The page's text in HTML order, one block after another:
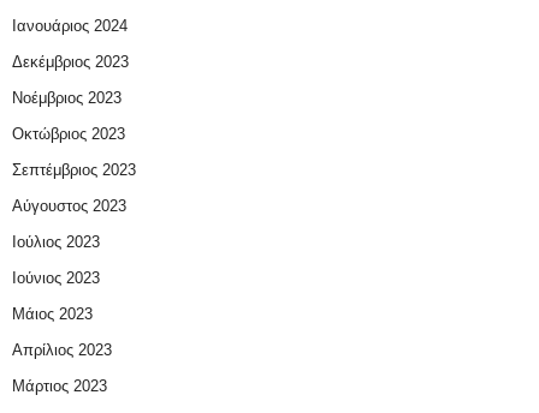
Ιανουάριος 2024
Δεκέμβριος 2023
Νοέμβριος 2023
Οκτώβριος 2023
Σεπτέμβριος 2023
Αύγουστος 2023
Ιούλιος 2023
Ιούνιος 2023
Μάιος 2023
Απρίλιος 2023
Μάρτιος 2023